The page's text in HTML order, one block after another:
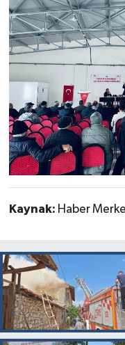
Kaynak: Haber